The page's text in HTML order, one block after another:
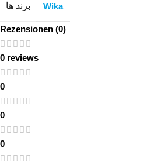
برند ها Wika
Rezensionen (0)
0 reviews
0
0
0